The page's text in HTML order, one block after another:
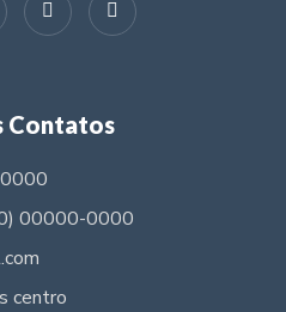
Contatos
00000-0000
centro